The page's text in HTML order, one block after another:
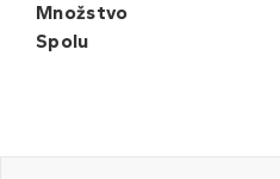
Množstvo
Spolu